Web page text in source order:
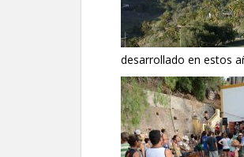
desarrollado en estos